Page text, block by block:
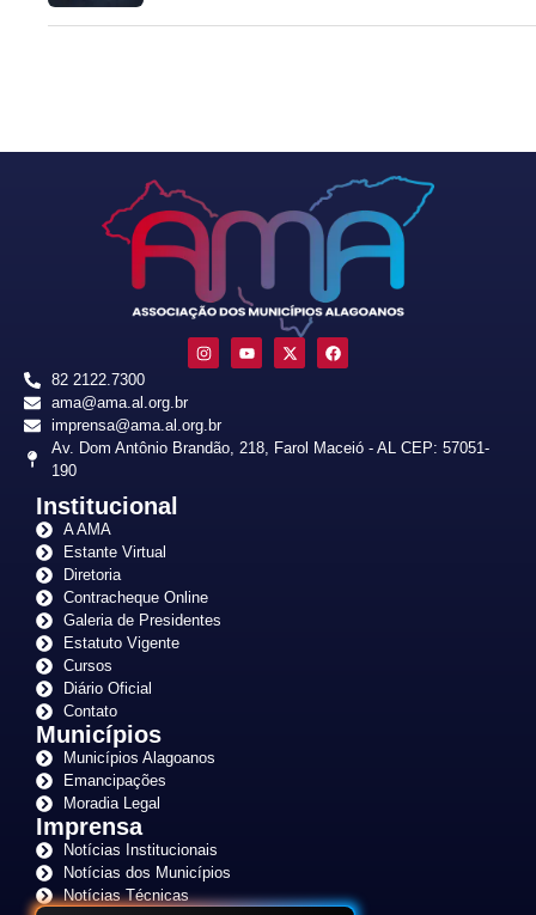
82 2122.7300
ama@ama.al.org.br
imprensa@ama.al.org.br
Av. Dom Antônio Brandão, 218, Farol Maceió - AL CEP: 57051-
190
Institucional
A AMA
Estante Virtual
Diretoria
Contracheque Online
Galeria de Presidentes
Estatuto Vigente
Cursos
Diário Oficial
Contato
Municípios
Municípios Alagoanos
Emancipações
Moradia Legal
Imprensa
Notícias Institucionais
Notícias dos Municípios
Notícias Técnicas